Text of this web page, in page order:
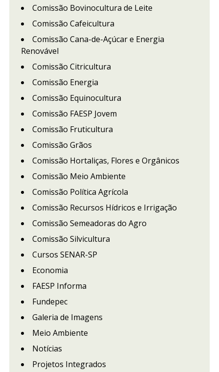
Comissão Bovinocultura de Leite
Comissão Cafeicultura
Comissão Cana-de-Açúcar e Energia
Renovável
Comissão Citricultura
Comissão Energia
Comissão Equinocultura
Comissão FAESP Jovem
Comissão Fruticultura
Comissão Grãos
Comissão Hortaliças, Flores e Orgânicos
Comissão Meio Ambiente
Comissão Política Agrícola
Comissão Recursos Hídricos e Irrigação
Comissão Semeadoras do Agro
Comissão Silvicultura
Cursos SENAR-SP
Economia
FAESP Informa
Fundepec
Galeria de Imagens
Meio Ambiente
Notícias
Projetos Integrados